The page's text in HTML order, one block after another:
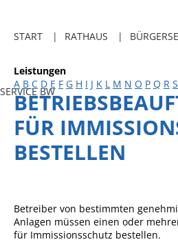
Social
START RATHAUS
SERVICE BW
Leistungen
A B C D E F G H I J K L M N O P Q R S
FÜR
BESTELLEN
Betreiber von bestimmten
Anlagen müssen einen oder
für Immissionsschutz bestellen.